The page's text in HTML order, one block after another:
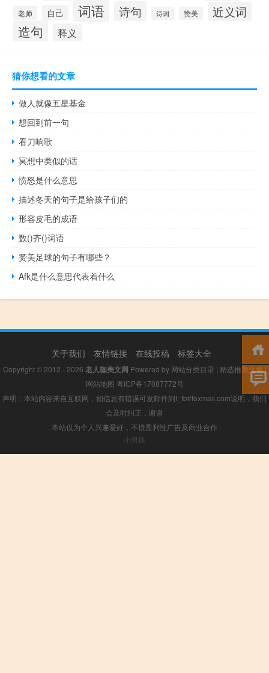
老师 自己 词语 诗句 诗词 赞美 近义词
造句 释义
猜你想看的文章
做人就像五星基金
想回到前一句
看刀响歌
冥想中类似的话
愤怒是什么意思
描述冬天的句子是给孩子们的
形容皮毛的成语
数()齐()词语
赞美足球的句子有哪些？
Afk是什么意思代表着什么
关于我们 友情链接 在线投稿 标签大全
Copyright © 2012 - 2026 老人咖美文网 Powered by 网站分类目录 | 精选推荐文章|
网站地图 粤ICP备17087772号
声明：本站内容来自互联网，如信息有错误可发邮件到f_fb#foxmail.com说明，我们
会及时纠正，谢谢
本站仅为个人兴趣爱好，不接盈利性广告及商业合作
小男孩